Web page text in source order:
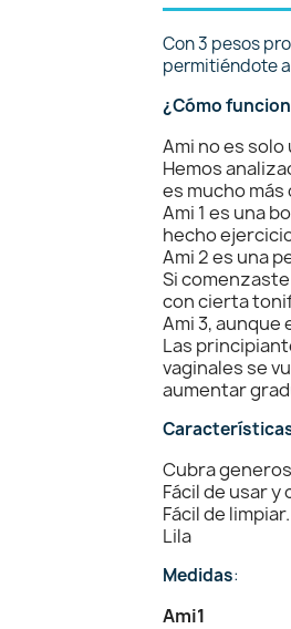
Con 3 pesos
permitiéndote
¿Cómo
Ami no es
Hemos
es mucho
Ami 1 es una
hecho
Ami 2 es una
Si
con cierta
Ami 3, aunque
Las
vaginales se
aumentar
Cubra
Fácil de usar y
Fácil de limpiar.
Lila
Medidas:
Ami1